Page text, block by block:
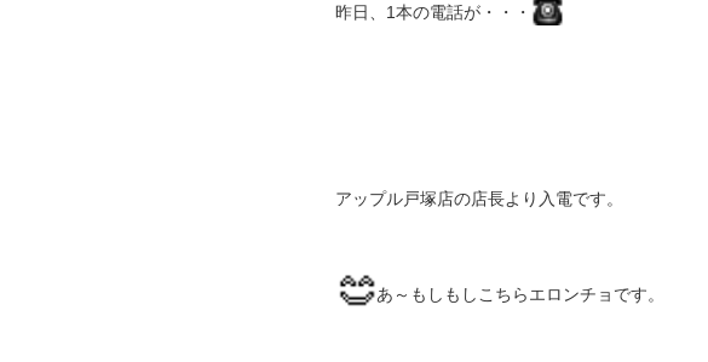
昨日、1本の電話が・・・
アップル戸塚店の店長より入電です。
あ～もしも しこちらエロンチョです。